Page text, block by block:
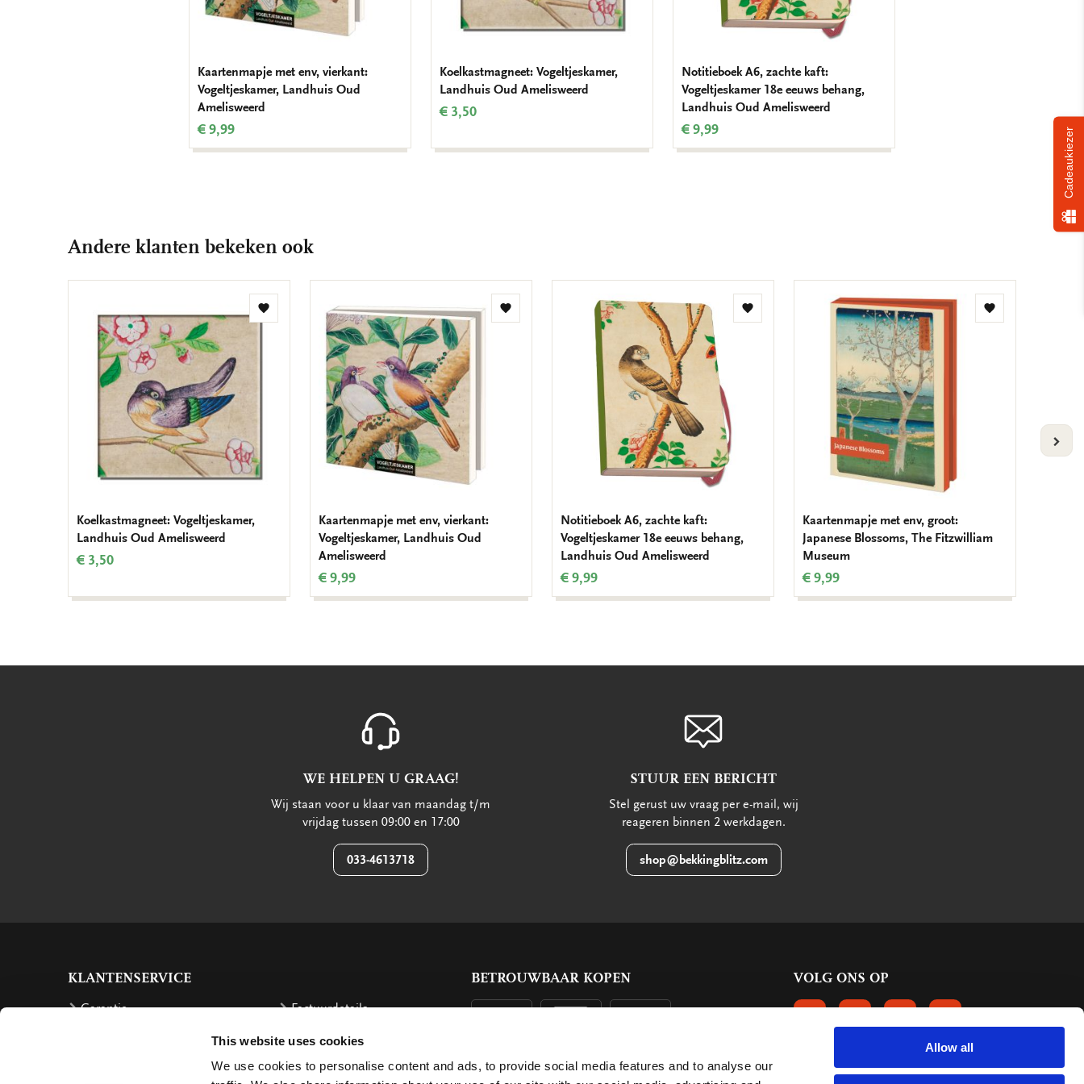
This website uses cookies
We use cookies to personalise content and ads, to provide social media features and to analyse our
Allow all
Kaartenmapje met env, vierkant:
Vogeltjeskamer, Landhuis Oud
Amelisweerd
€ 9,99
Koelkastmagneet: Vogeltjeskamer,
Landhuis Oud Amelisweerd
€ 3,50
Notitieboek A6, zachte kaft:
Vogeltjeskamer 18e eeuws behang,
Landhuis Oud Amelisweerd
€ 9,99
Andere klanten bekeken ook
Toevoegen
Koelkastmagneet: Vogeltjeskamer,
Landhuis Oud Amelisweerd
€ 3,50
Toevoegen
Kaartenmapje met env, vierkant:
Vogeltjeskamer, Landhuis Oud
Amelisweerd
€ 9,99
Toevoegen
Notitieboek A6, zachte kaft:
Vogeltjeskamer 18e eeuws behang,
Landhuis Oud Amelisweerd
€ 9,99
Toevoegen
Kaartenmapje met env, groot:
Japanese Blossoms, The Fitzwilliam
Museum
€ 9,99
WE HELPEN U GRAAG!
Wij staan voor u klaar van maandag t/m
vrijdag tussen 09:00 en 17:00
033-4613718
STUUR EEN BERICHT
Stel gerust uw vraag per e-mail, wij
reageren binnen 2 werkdagen.
shop@bekkingblitz.com
KLANTENSERVICE
Garantie
Factuurdetails
Terugbetaling
Klachten
BETROUWBAAR KOPEN VOLG ONS OP
VOLGS ONS OP FACEBOOK
VOLG ONS OP INSTAGRAM
VOLG ONS OP LINKEDIN
VOLG ONS OP
KLANTBEOORDELINGEN
Cadeaukiezer